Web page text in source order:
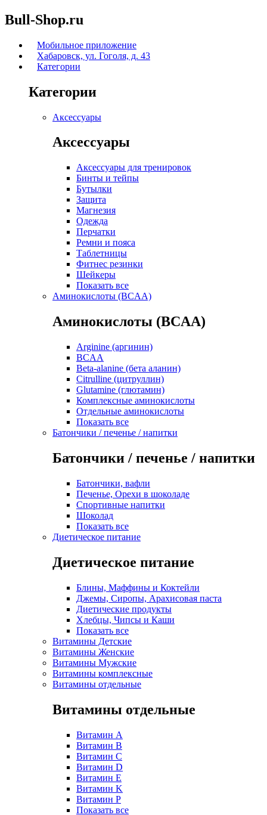
Bull-Shop.ru
Мобильное приложение
Хабаровск, ул. Гоголя, д. 43
Категории
Категории
Аксессуары
Аксессуары
Аксессуары для тренировок
Бинты и тейпы
Бутылки
Защита
Магнезия
Одежда
Перчатки
Ремни и пояса
Таблетницы
Фитнес резинки
Шейкеры
Показать все
Аминокислоты (BCAA)
Аминокислоты (BCAA)
Arginine (аргинин)
BCAA
Beta-alanine (бета аланин)
Citrulline (цитруллин)
Glutamine (глютамин)
Комплексные аминокислоты
Отдельные аминокислоты
Показать все
Батончики / печенье / напитки
Батончики / печенье / напитки
Батончики, вафли
Печенье, Орехи в шоколаде
Спортивные напитки
Шоколад
Показать все
Диетическое питание
Диетическое питание
Блины, Маффины и Коктейли
Джемы, Сиропы, Арахисовая паста
Диетические продукты
Хлебцы, Чипсы и Каши
Показать все
Витамины Детские
Витамины Женские
Витамины Мужские
Витамины комплексные
Витамины отдельные
Витамины отдельные
Витамин A
Витамин B
Витамин C
Витамин D
Витамин E
Витамин K
Витамин P
Показать все